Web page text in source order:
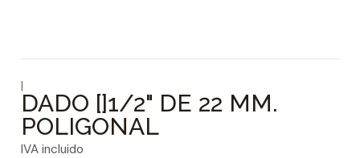
|
DADO []1/2" DE 22 MM.
POLIGONAL
IVA incluido